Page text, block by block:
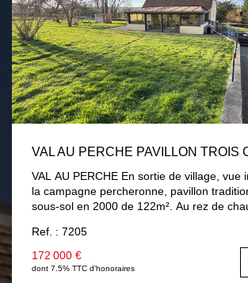
VAL AU PERCHE En sortie de village, vue
la campagne percheronne, pavillon
sous-sol en 2000 de 122m². Au rez de
aménagée équipée donnant sur une véranda de 2016
33m² (climatisée), une chambre, une salle d'eau. A
l'étage deux chambres, un wc avec arrivée
Ref. : 7205
172 000 €
dont 7.5% TTC d'honoraires